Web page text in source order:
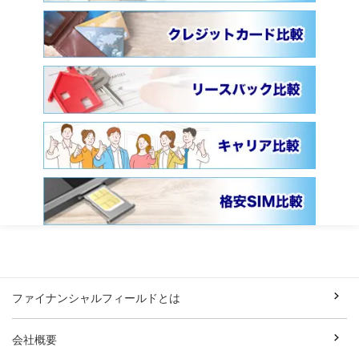
ファイナンシャルフィールドとは
会社概要